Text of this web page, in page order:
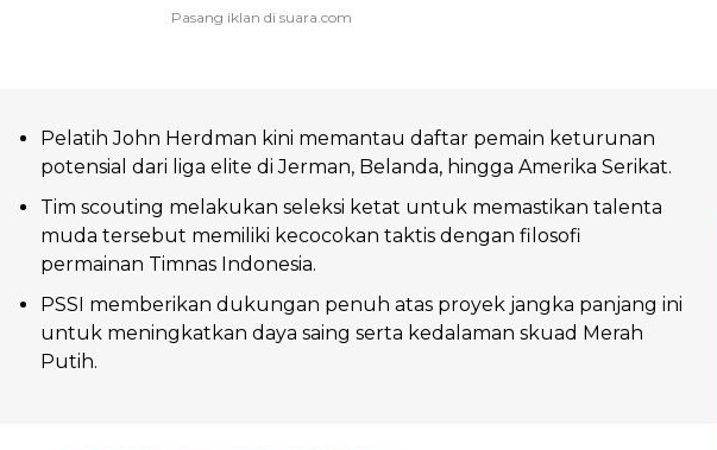
Pelatih John Herdman kini memantau daftar pemain keturunan
potensial dari liga elite di Jerman, Belanda, hingga Amerika Serikat.
Tim scouting melakukan seleksi ketat untuk memastikan talenta
muda tersebut memiliki kecocokan taktis dengan filosofi
permainan Timnas Indonesia.
PSSI memberikan dukungan penuh atas proyek jangka panjang ini
untuk meningkatkan daya saing serta kedalaman skuad Merah
Putih.